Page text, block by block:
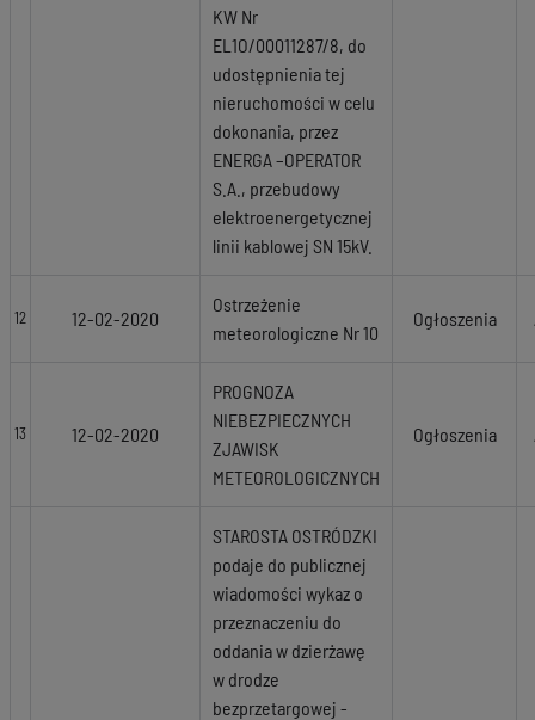
KW Nr
EL1O/00011287/8, do
udostępnienia tej
nieruchomości w celu
dokonania, przez
ENERGA –OPERATOR
S.A., przebudowy
elektroenergetycznej
linii kablowej SN 15kV.
12 12-02-2020
Ostrzeżenie
meteorologiczne Nr 10
Ogłoszenia
13 12-02-2020
PROGNOZA
NIEBEZPIECZNYCH
ZJAWISK
METEOROLOGICZNYCH
Ogłoszenia
STAROSTA OSTRÓDZKI
podaje do publicznej
wiadomości wykaz o
przeznaczeniu do
oddania w dzierżawę
w drodze
bezprzetargowej -